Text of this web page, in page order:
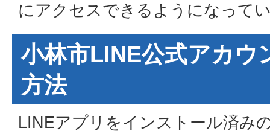
にアクセスできるようになって
小林市LINE公式アカウ
方法
LINEアプリをインストール済み